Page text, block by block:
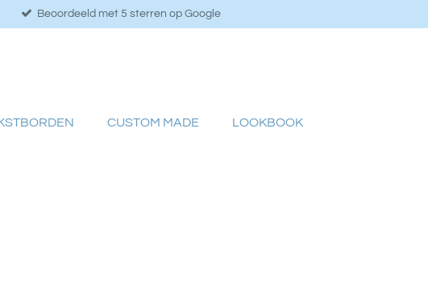
Beoordeeld met 5 sterren op Google
CUSTOM MADE LOOKBOOK